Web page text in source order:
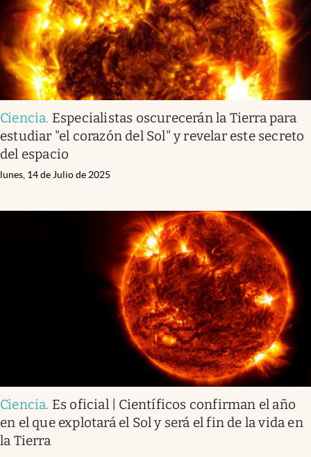
Ciencia. Especialistas oscurecerán la Tierra para
estudiar "el corazón del Sol" y revelar este secreto
del espacio
lunes, 14 de Julio de 2025
Ciencia. Es oficial | Científicos confirman el año
en el que explotará el Sol y será el fin de la vida en
la Tierra